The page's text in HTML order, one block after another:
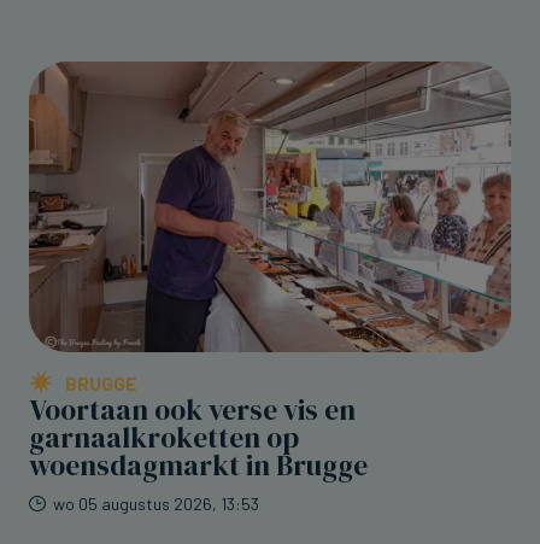
BRUGGE
Voortaan ook verse vis en
garnaalkroketten op
woensdagmarkt in Brugge
wo 05 augustus 2026, 13:53